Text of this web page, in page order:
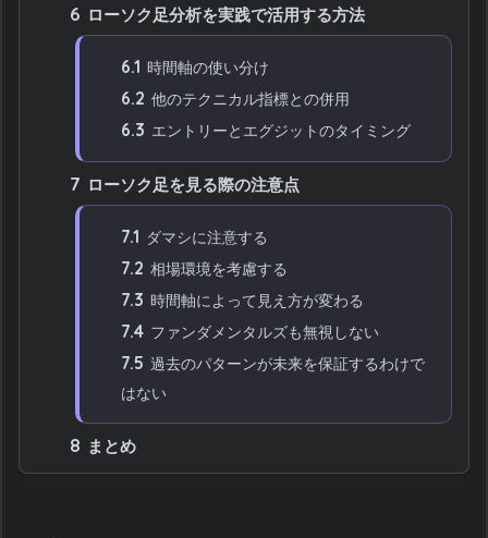
6 ローソク足分析を実践で活用する方法
6.1 時間軸の使い分け
6.2 他のテクニカル指標との併用
6.3 エントリーとエグジットのタイミング
7 ローソク足を見る際の注意点
7.1 ダマシに注意する
7.2 相場環境を考慮する
7.3 時間軸によって見え方が変わる
7.4 ファンダメンタルズも無視しない
7.5 過去のパターンが未来を保証するわけで
はない
8 まとめ